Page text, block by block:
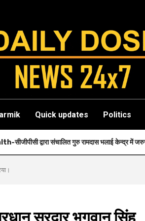
Quick updates Politics
गुरु रामदास भलाई केन्द्र में जरुरतमंदों को नि: शुल्क